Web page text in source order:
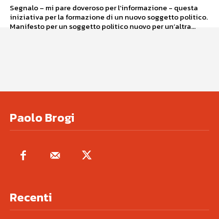
Segnalo – mi pare doveroso per l’informazione - questa
iniziativa per la formazione di un nuovo soggetto politico.
Manifesto per un soggetto politico nuovo per un’altra...
Paolo Brogi
Recenti